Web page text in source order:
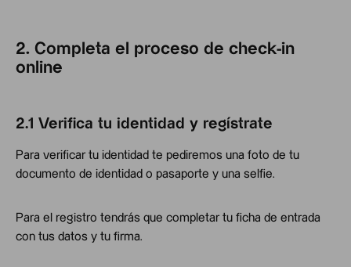
2. Completa el proceso de check-in
online
2.1 Verifica tu identidad y regístrate
Para verificar tu identidad te pediremos una foto de tu
documento de identidad o pasaporte y una selfie.
Para el registro tendrás que completar tu ficha de entrada
con tus datos y tu firma.